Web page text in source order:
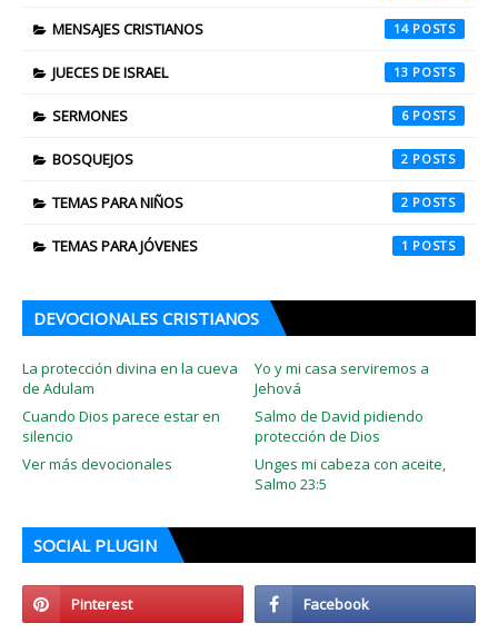
MENSAJES CRISTIANOS 14
JUECES DE ISRAEL 13
SERMONES 6
BOSQUEJOS 2
TEMAS PARA NIÑOS 2
TEMAS PARA JÓVENES 1
DEVOCIONALES CRISTIANOS
La protección divina en la cueva
de Adulam
Yo y mi casa serviremos a
Jehová
Cuando Dios parece estar en
silencio
Salmo de David pidiendo
protección de Dios
Ver más devocionales
Unges mi cabeza con aceite,
Salmo 23:5
SOCIAL PLUGIN